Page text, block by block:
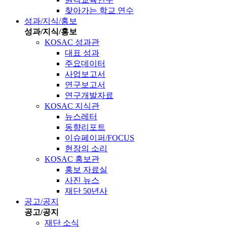
찾아가는 학교 연수
성과/지식/홍보
성과/지식/홍보
KOSAC 성과관
대표 성과
주요데이터
사업보고서
연구보고서
연구개발자료
KOSAC 지식관
뉴스레터
동향리포트
이슈페이퍼/FOCUS
현장의 소리
KOSAC 홍보관
홍보 자료실
사진 뉴스
재단 50년사
공고/공지
공고/공지
재단 소식